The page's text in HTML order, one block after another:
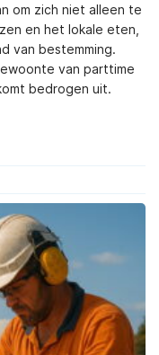
om zich niet alleen te
en het lokale eten,
van bestemming.
van parttime
bedrogen uit.